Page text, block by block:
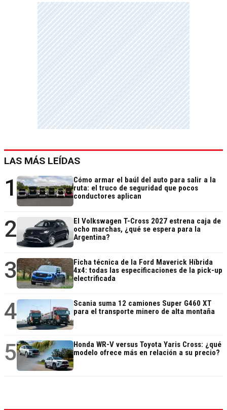
LAS MÁS LEÍDAS
1
Cómo armar el baúl del auto para salir a la
ruta: el truco de seguridad que pocos
conductores aplican
2
El Volkswagen T-Cross 2027 estrena caja de
ocho marchas, ¿qué se espera para la
Argentina?
3
Ficha técnica de la Ford Maverick Híbrida
4x4: todas las especificaciones de la pick-up
electrificada
4
Scania suma 12 camiones Super G460 XT
para el transporte minero de alta montaña
5
Honda WR-V versus Toyota Yaris Cross: ¿qué
modelo ofrece más en relación a su precio?